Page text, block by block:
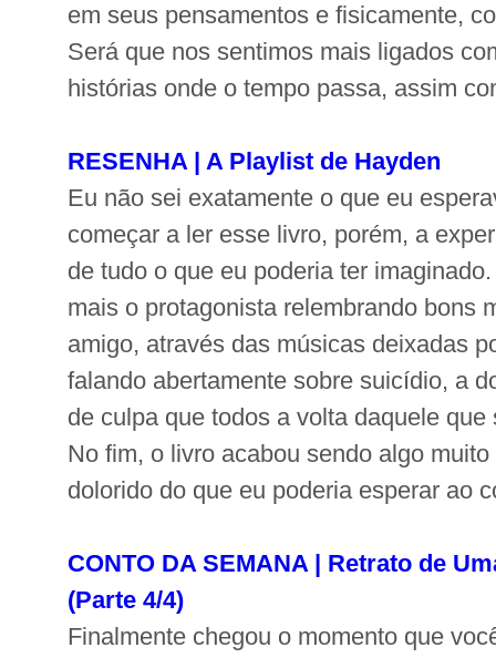
em seus pensamentos e fisicamente,
Será que nos sentimos mais ligados
histórias onde o tempo passa, assim
RESENHA | A Playlist de Hayden
Eu não sei exatamente o que eu
começar a ler esse livro, porém, a
de tudo o que eu poderia ter
mais o protagonista relembrando bons
amigo, através das músicas deixadas
falando abertamente sobre suicídio, a
de culpa que todos a volta daquele
No fim, o livro acabou sendo algo
dolorido do que eu poderia esperar ao
CONTO DA SEMANA | Retrato de
(Parte 4/4)
Finalmente chegou o momento que